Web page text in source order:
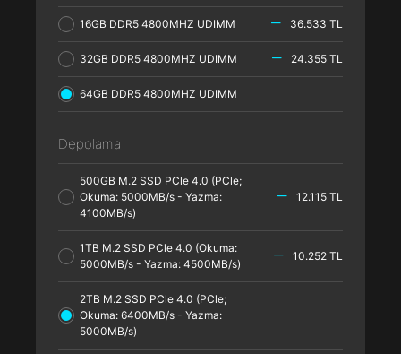
16GB DDR5 4800MHZ UDIMM 36.533 TL
32GB DDR5 4800MHZ UDIMM 24.355 TL
64GB DDR5 4800MHZ UDIMM
Depolama
500GB M.2 SSD PCle 4.0 (PCle;
Okuma: 5000MB/s - Yazma:
4100MB/s)
12.115 TL
1TB M.2 SSD PCle 4.0 (Okuma:
5000MB/s - Yazma: 4500MB/s)
10.252 TL
2TB M.2 SSD PCle 4.0 (PCle;
Okuma: 6400MB/s - Yazma:
5000MB/s)